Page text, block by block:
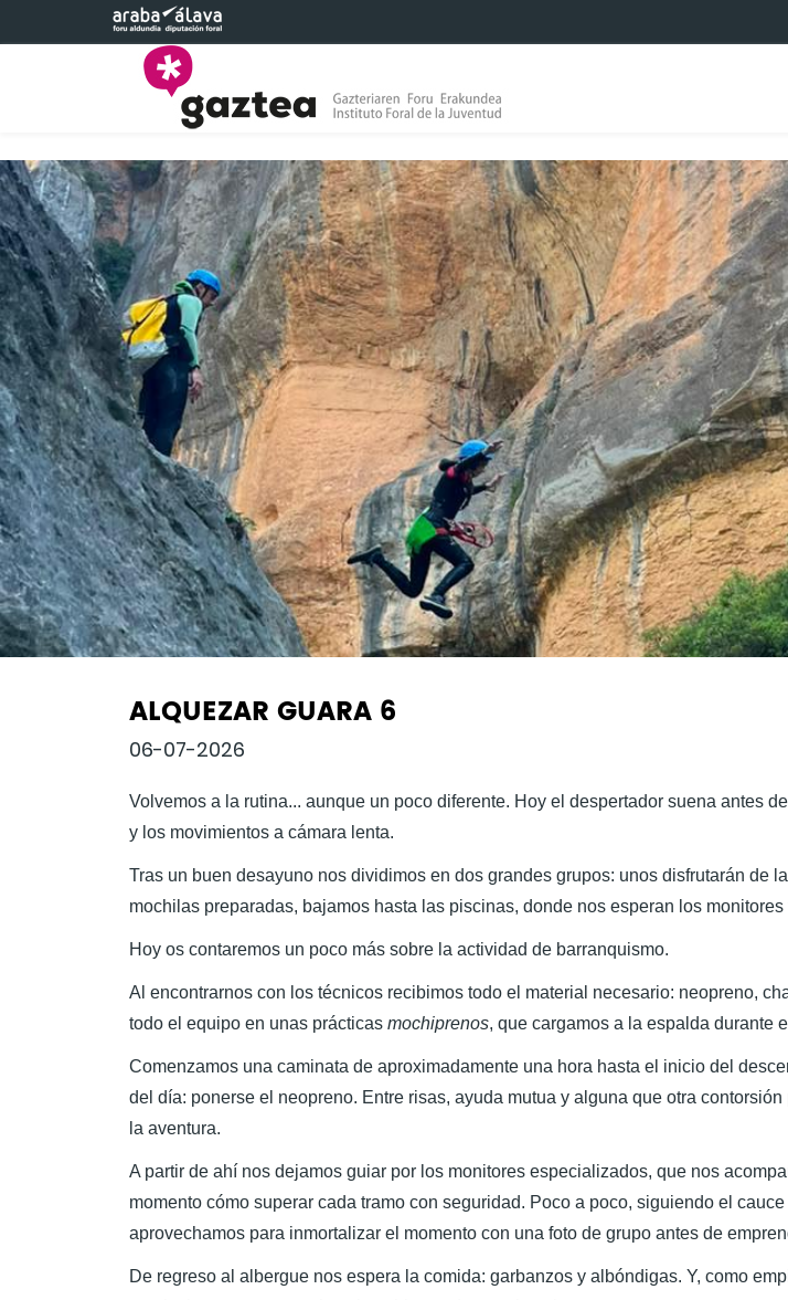
Saltar al contenido principal
ALQUEZAR GUARA 6
06-07-2026
Volvemos a la rutina... aunque un poco diferente. Hoy el despertador suena antes
y los movimientos a cámara lenta.
Tras un buen desayuno nos dividimos en dos grandes grupos: unos disfrutarán de
mochilas preparadas, bajamos hasta las piscinas, donde nos esperan los
Hoy os contaremos un poco más sobre la actividad de barranquismo.
Al encontrarnos con los técnicos recibimos todo el material necesario: neopreno,
todo el equipo en unas prácticas mochiprenos, que cargamos a la espalda durante
Comenzamos una caminata de aproximadamente una hora hasta el inicio del
del día: ponerse el neopreno. Entre risas, ayuda mutua y alguna que otra
la aventura.
A partir de ahí nos dejamos guiar por los monitores especializados, que nos
momento cómo superar cada tramo con seguridad. Poco a poco, siguiendo el
aprovechamos para inmortalizar el momento con una foto de grupo antes de
De regreso al albergue nos espera la comida: garbanzos y albóndigas. Y, como